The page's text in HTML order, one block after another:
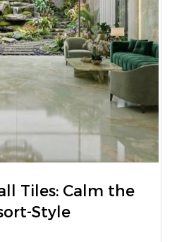
Tiles: Calm the
Style